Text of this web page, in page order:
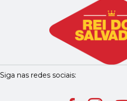
Siga nas redes sociais: